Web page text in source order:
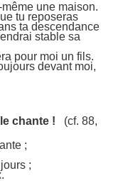
même une maison.
tu reposeras
ta descendance
stable sa
pour moi un fils.
devant moi,
chante !
(cf. 88,
;
;